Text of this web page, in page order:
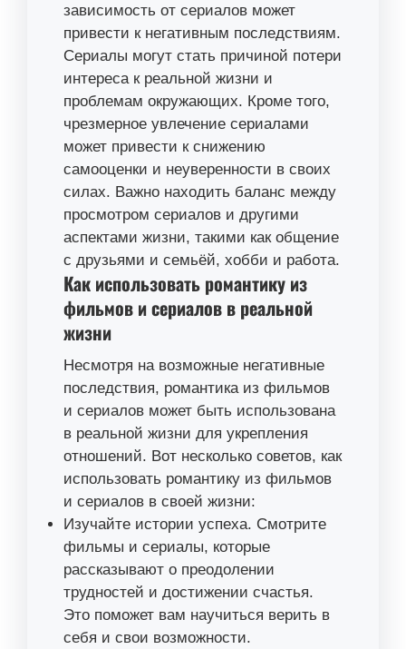
зависимость от сериалов может
привести к негативным последствиям.
Сериалы могут стать причиной потери
интереса к реальной жизни и
проблемам окружающих. Кроме того,
чрезмерное увлечение сериалами
может привести к снижению
самооценки и неуверенности в своих
силах. Важно находить баланс между
просмотром сериалов и другими
аспектами жизни, такими как общение
с друзьями и семьёй, хобби и работа.
Как использовать романтику из
фильмов и сериалов в реальной
жизни
Несмотря на возможные негативные
последствия, романтика из фильмов
и сериалов может быть использована
в реальной жизни для укрепления
отношений. Вот несколько советов, как
использовать романтику из фильмов
и сериалов в своей жизни:
Изучайте истории успеха. Смотрите
фильмы и сериалы, которые
рассказывают о преодолении
трудностей и достижении счастья.
Это поможет вам научиться верить в
себя и свои возможности.